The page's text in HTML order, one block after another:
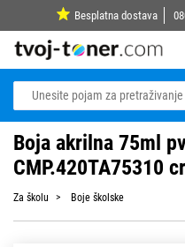
Besplatna dostava
Boja akrilna 75ml
CMP.420TA75310
Za školu Boje školske